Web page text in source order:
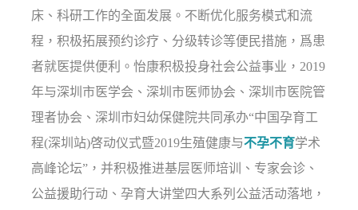
床、科研工作的全面发展。不断优化服务模式和流
程，积极拓展预约诊疗、分级转诊等便民措施，爲患
者就医提供便利。怡康积极投身社会公益事业，2019
年与深圳市医学会、深圳市医师协会、深圳市医院管
理者协会、深圳市妇幼保健院共同承办“中国孕育工
程(深圳站)啓动仪式暨2019生殖健康与不孕不育学术
高峰论坛”，并积极推进基层医师培训、专家会诊、
公益援助行动、孕育大讲堂四大系列公益活动落地，